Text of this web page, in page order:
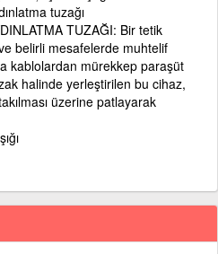
tuzağı
TUZAĞI: Bir tetik
belirli mesafelerde muhtelif
kablolardan mürekkep paraşüt
halinde yerleştirilen bu cihaz,
üzerine patlayarak